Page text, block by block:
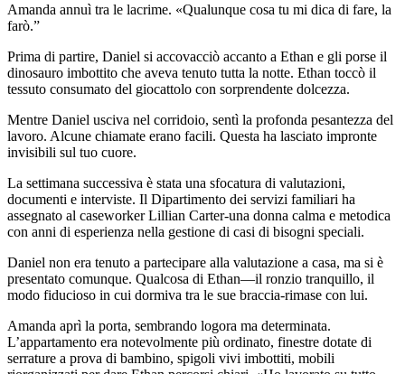
Amanda annuì tra le lacrime. «Qualunque cosa tu mi dica di fare, la
farò.”
Prima di partire, Daniel si accovacciò accanto a Ethan e gli porse il
dinosauro imbottito che aveva tenuto tutta la notte. Ethan toccò il
tessuto consumato del giocattolo con sorprendente dolcezza.
Mentre Daniel usciva nel corridoio, sentì la profonda pesantezza del
lavoro. Alcune chiamate erano facili. Questa ha lasciato impronte
invisibili sul tuo cuore.
La settimana successiva è stata una sfocatura di valutazioni,
documenti e interviste. Il Dipartimento dei servizi familiari ha
assegnato al caseworker Lillian Carter-una donna calma e metodica
con anni di esperienza nella gestione di casi di bisogni speciali.
Daniel non era tenuto a partecipare alla valutazione a casa, ma si è
presentato comunque. Qualcosa di Ethan—il ronzio tranquillo, il
modo fiducioso in cui dormiva tra le sue braccia-rimase con lui.
Amanda aprì la porta, sembrando logora ma determinata.
L’appartamento era notevolmente più ordinato, finestre dotate di
serrature a prova di bambino, spigoli vivi imbottiti, mobili